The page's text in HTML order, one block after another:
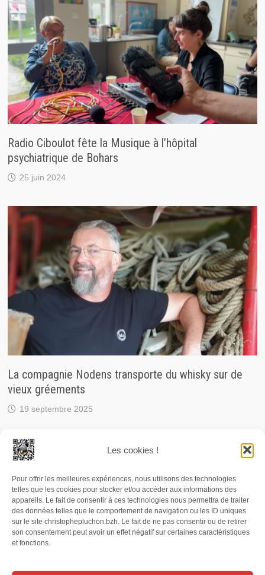
Les cookies !
Pour offrir les meilleures expériences, nous utilisons des technologies
telles que les cookies pour stocker et/ou accéder aux informations des
appareils. Le fait de consentir à ces technologies nous permettra de traiter
des données telles que le comportement de navigation ou les ID uniques
sur le site christophepluchon.bzh. Le fait de ne pas consentir ou de retirer
son consentement peut avoir un effet négatif sur certaines caractéristiques
et fonctions.
Radio Ciboulot fête la Musique à l’hôpital
psychiatrique de Bohars
25 juin 2024
La compagnie Nodens transporte du whisky sur de
vieux gréements
19 septembre 2025
© 2026 Christophe Pluchon, journaliste / RCF. Carte de
presse n° 76813. Numéro SIRET : 497 819 490 00036. Les
photographies, textes et enregistrements audio publiés
et/ou diffusés depuis le site christophepluchon.bzh sont